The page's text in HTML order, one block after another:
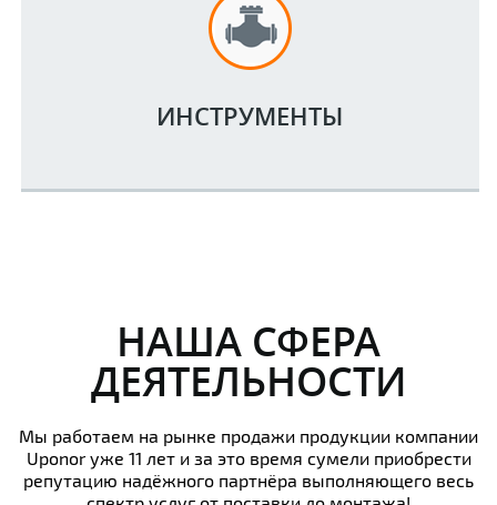
ИНСТРУМЕНТЫ
НАША СФЕРА
ДЕЯТЕЛЬНОСТИ
Мы работаем на рынке продажи продукции компании
Uponor уже 11 лет и за это время сумели приобрести
репутацию надёжного партнёра выполняющего весь